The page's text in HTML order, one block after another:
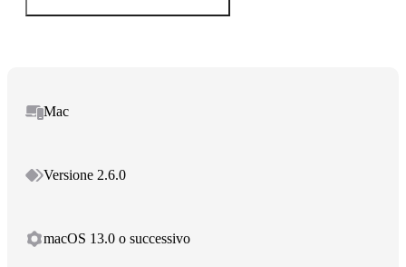
Mac
Versione 2.6.0
macOS 13.0 o successivo